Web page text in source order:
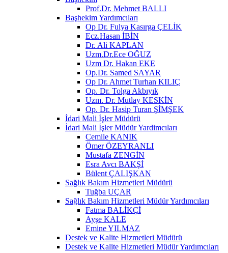
Prof.Dr. Mehmet BALLI
Başhekim Yardımcıları
Op Dr. Fulya Kasırga ÇELİK
Ecz.Hasan İBİN
Dr. Ali KAPLAN
Uzm.Dr.Ece OĞUZ
Uzm Dr. Hakan EKE
Op.Dr. Samed SAYAR
Op Dr. Ahmet Turhan KILIÇ
Op. Dr. Tolga Akbıyık
Uzm. Dr. Mutlay KESKİN
Op. Dr. Hasip Turan ŞİMŞEK
İdari Mali İşler Müdürü
İdari Mali İşler Müdür Yardimcıları
Cemile KANIK
Ömer ÖZEYRANLI
Mustafa ZENGİN
Esra Avcı BAKŞİ
Bülent ÇALIŞKAN
Sağlık Bakım Hizmetleri Müdürü
Tuğba UÇAR
Sağlık Bakım Hizmetleri Müdür Yardımcıları
Fatma BALİKÇİ
Ayşe KALE
Emine YILMAZ
Destek ve Kalite Hizmetleri Müdürü
Destek ve Kalite Hizmetleri Müdür Yardımcıları